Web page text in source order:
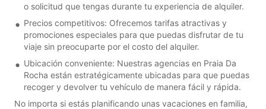
o solicitud que tengas durante tu experiencia de alquiler.
Precios competitivos: Ofrecemos tarifas atractivas y
promociones especiales para que puedas disfrutar de tu
viaje sin preocuparte por el costo del alquiler.
Ubicación conveniente: Nuestras agencias en Praia Da
Rocha están estratégicamente ubicadas para que puedas
recoger y devolver tu vehículo de manera fácil y rápida.
No importa si estás planificando unas vacaciones en familia,